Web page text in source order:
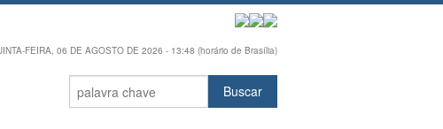
FEIRA, 06 DE AGOSTO DE 2026 - 13:48 (horário de Brasília)